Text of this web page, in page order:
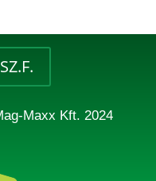
Maxx Kft. 2024